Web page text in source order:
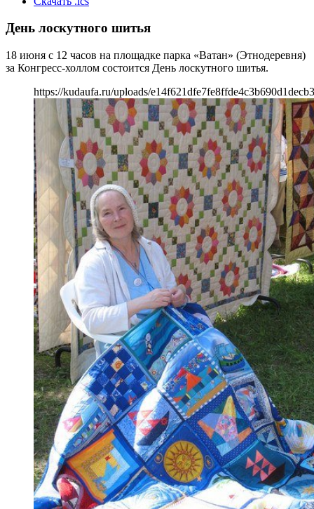
День лоскутного шитья
18 июня с 12 часов на площадке парка «Ватан» (Этнодеревня)
за Конгресс-холлом состоится День лоскутного шитья.
https://kudaufa.ru/uploads/